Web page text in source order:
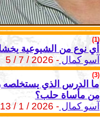
(1)
أي نوع من الشيوعية
آسو كمال - 2026 / 7 / 5
(3)
ما الدرس الذي يستخلصه
من مأساة حلب؟
آسو كمال - 2026 / 1 / 13